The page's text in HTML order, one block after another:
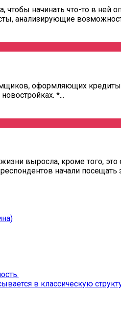
начинать что-то в ней
анализирующие
оформляющих
*...
выросла, кроме того,
начали посещать
в классическую